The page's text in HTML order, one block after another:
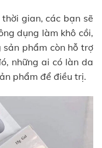
gian, các bạn sẽ
dụng làm khô cồi,
phẩm còn hỗ trợ
những ai có làn da
phẩm để điều trị.